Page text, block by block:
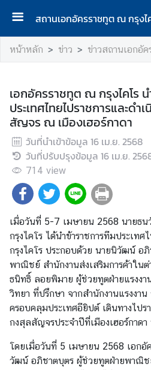
สถานเอกอัครราชทูต ณ กรุงไ
ห
น้
ร
ก
เ
กี่
ย
กั
ส
ถ
า
น
เ
อ
ก
อั
ค
ร
ร
หน้าหลัก ข่าว ข่าวสถานเอกอั
เอกอัครราชทูต ณ กรุงไคโร
ประเทศไทยไปราชการและดำ
สัญจร ณ เมืองเฮอร์กาดา
วันที่นำเข้าข้อมูล 16 เม.ย. 2568
วันที่ปรับปรุงข้อมูล 16 เม.ย.
714 view
เมื่อวันที่ 5-7 เมษายน 2568 นายธ
กรุงไคโร ได้นำข้าราชการทีมประเท
กรุงไคโร ประกอบด้วย นายนิวัฒน์ อ
พาณิชย์ สำนักงานส่งเสริมการค้าในต่
ธนิทธิ์ ลอยพิมาย ผู้ช่วยทูตฝ่ายแรงง
วิทยา ที่ปรึกษา จากสำนักงานแรงงา
ครอบคลุมประเทศอียิปต์ เดินทางไปร
กงสุลสัญจรประจำปีที่เมืองเฮอร์กาด
โดยเมื่อวันที่ 5 เมษายน 2568 เอกอั
วัฒน์ อภิชาตบุตร ผู้ช่วยทูตฝ่ายพาณิช